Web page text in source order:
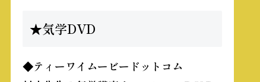
★気学DVD
◆ティーワイムービードットコム